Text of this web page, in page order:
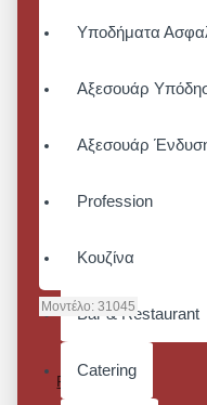
Υποδήματα
Αξεσουάρ
Αξεσουάρ
Profession
Κουζίνα
Bar & Restaurant
Catering
Μοντέλο: 31045
POCKETS